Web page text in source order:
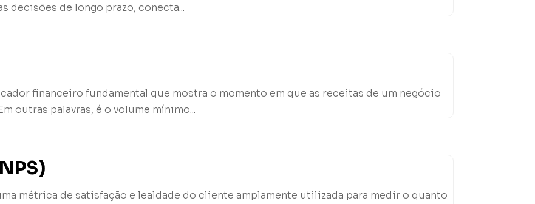
decisões de longo prazo, conecta...
financeiro fundamental que mostra o momento em que as receitas de um negócio
outras palavras, é o volume mínimo...
métrica de satisfação e lealdade do cliente amplamente utilizada para medir o quanto